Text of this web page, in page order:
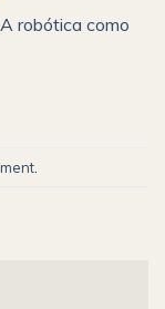
A robótica como